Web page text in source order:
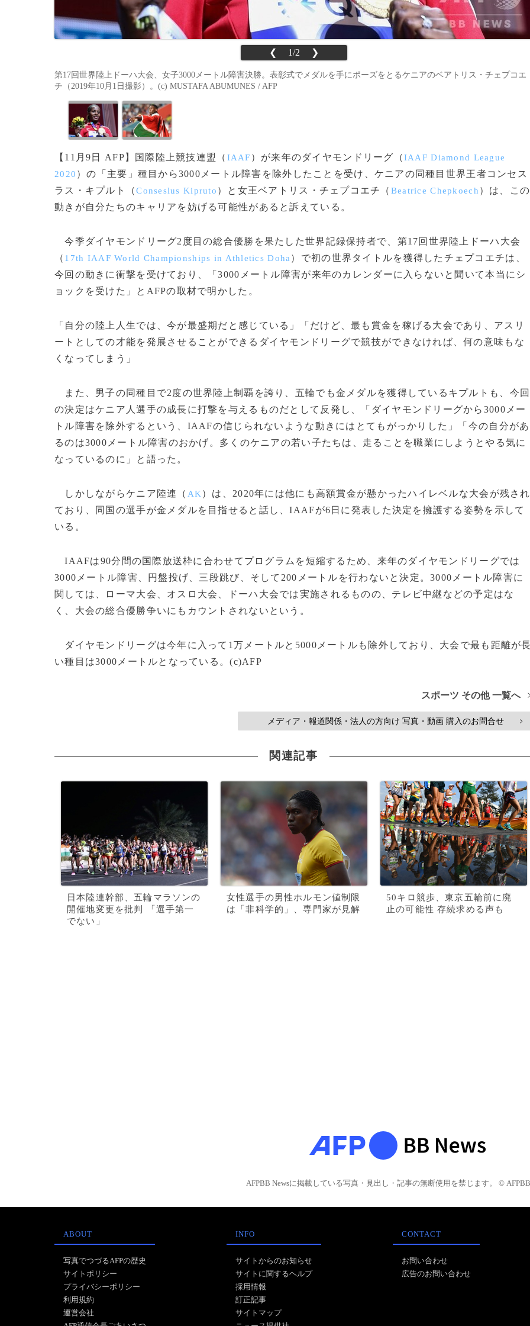
❮ 1/2 ❯
第17回世界陸上ドーハ大会、女子3000メートル障害決勝。表彰式でメダルを手にポーズをとるケニアのベアトリス・チェプコエ
チ（2019年10月1日撮影）。(c) MUSTAFA ABUMUNES / AFP
【11月9日 AFP】国際陸上競技連盟（ IAAF ）が来年のダイヤモンドリーグ（IAAF Diamond League
2020 ）の「主要」種目から3000メートル障害を除外したことを受け、ケニアの同種目世界王者コンセス
ラス・キプルト（Conseslus Kipruto ）と女王ベアトリス・チェプコエチ（ Beatrice Chepkoech ）は、この
動きが自分たちのキャリアを妨げる可能性があると訴えている。
今季ダイヤモンドリーグ2度目の総合優勝を果たした世界記録保持者で、第17回世界陸上ドーハ大会
（ 17th IAAF World Championships in Athletics Doha ）で初の世界タイトルを獲得したチェプコエチは、
今回の動きに衝撃を受けており、「3000メートル障害が来年のカレンダーに入らないと聞いて本当にシ
ョックを受けた」とAFPの取材で明かした。
「自分の陸上人生では、今が最盛期だと感じている」「だけど、最も賞金を稼げる大会であり、アスリ
ートとしての才能を発展させることができるダイヤモンドリーグで競技ができなければ、何の意味もな
くなってしまう」
また、男子の同種目で2度の世界陸上制覇を誇り、五輪でも金メダルを獲得しているキプルトも、今回
の決定はケニア人選手の成長に打撃を与えるものだとして反発し、「ダイヤモンドリーグから3000メー
トル障害を除外するという、IAAFの信じられないような動きにはとてもがっかりした」「今の自分があ
るのは3000メートル障害のおかげ。多くのケニアの若い子たちは、走ることを職業にしようとやる気に
なっているのに」と語った。
しかしながらケニア陸連（ AK ）は、2020年には他にも高額賞金が懸かったハイレベルな大会が残され
ており、同国の選手が金メダルを目指せると話し、IAAFが6日に発表した決定を擁護する姿勢を示して
いる。
IAAFは90分間の国際放送枠に合わせてプログラムを短縮するため、来年のダイヤモンドリーグでは
3000メートル障害、円盤投げ、三段跳び、そして200メートルを行わないと決定。3000メートル障害に
関しては、ローマ大会、オスロ大会、ドーハ大会では実施されるものの、テレビ中継などの予定はな
く、大会の総合優勝争いにもカウントされないという。
ダイヤモンドリーグは今年に入って1万メートルと5000メートルも除外しており、大会で最も距離が
い種目は3000メートルとなっている。(c)AFP
スポーツ その他 一覧へ
メディア・報道関係・法人の方向け 写真・動画 購入のお問合せ >
関連記事
日本陸連幹部、五輪マラソンの
開催地変更を批判 「選手第一
でない」
女性選手の男性ホルモン値制限
は「非科学的」、専門家が見解
50キロ競歩、東京五輪前に廃
止の可能性 存続求める声も
AFPBB Newsに掲載している写真・見出し・記事の無断使用を禁じます。 © AFPBB
ABOUT
写真でつづるAFPの歴史
サイトポリシー
プライバシーポリシー
利用規約
運営会社
INFO
サイトからのお知らせ
サイトに関するヘルプ
採用情報
訂正記事
サイトマップ
CONTACT
お問い合わせ
広告のお問い合わせ